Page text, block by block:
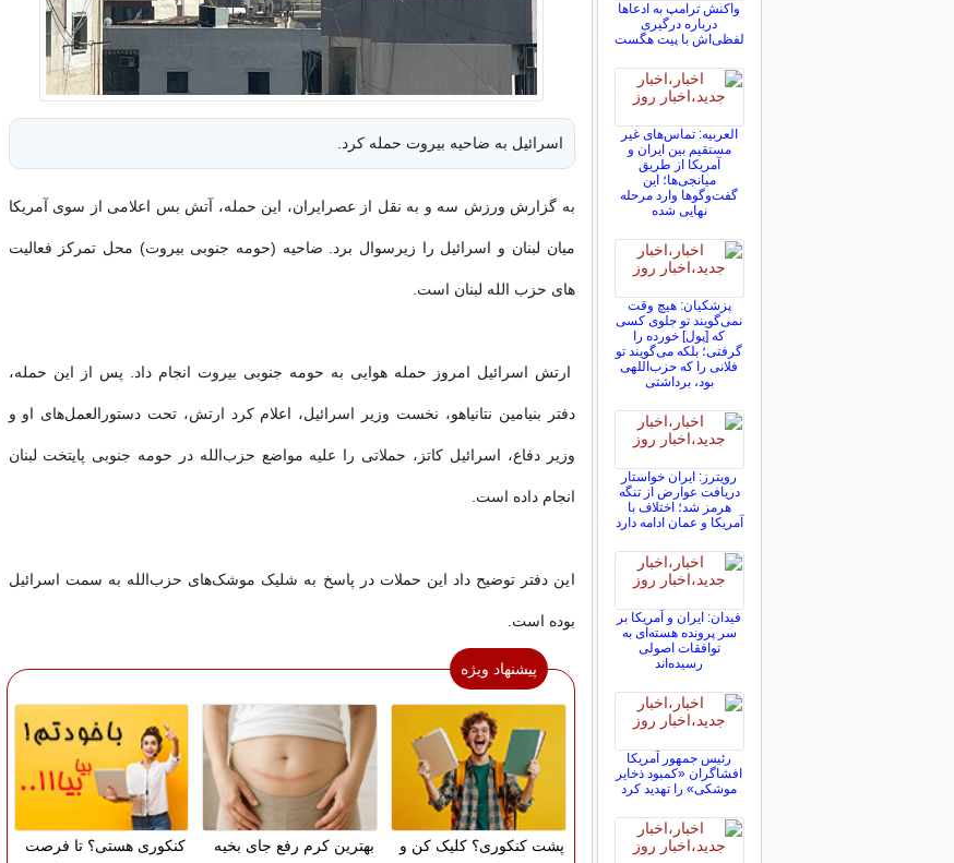
اسرائیل به ضاحیه بیروت حمله کرد.
به گزارش ورزش سه و به نقل از عصرایران، این حمله، آتش بس اعلامی از سوی آمریکا
میان لبنان و اسرائیل را زیرسوال برد. ضاحیه (حومه جنوبی بیروت) محل تمرکز فعالیت
های حزب الله لبنان است.
ارتش اسرائیل امروز حمله هوایی به حومه جنوبی بیروت انجام داد. پس از این حمله،
دفتر بنیامین نتانیاهو، نخست وزیر اسرائیل، اعلام کرد ارتش، تحت دستورالعمل‌های او و
وزیر دفاع، اسرائیل کاتز، حملاتی را علیه مواضع حزب‌الله در حومه جنوبی پایتخت لبنان
انجام داده است.
این دفتر توضیح داد این حملات در پاسخ به شلیک موشک‌های حزب‌الله به سمت اسرائیل
بوده است.
پیشنهاد ویژه
پشت کنکوری؟ کلیک کن و
بهترین کرم رفع جای بخیه
کنکوری هستی؟ تا فرصت
واکنش ترامپ به ادعاها
درباره درگیری
لفظی‌اش با پیت هگست
العربیه: تماس‌های غیر
مستقیم بین ایران و
آمریکا از طریق
میانجی‌ها؛ این
گفت‌و‌گو‌ها وارد مرحله
نهایی شده
پزشکیان: هیچ وقت
نمی‌گویند تو جلوی کسی
که [پول] خورده را
گرفتی؛ بلکه می‌گویند تو
فلانی را که حزب‌اللهی
بود، برداشتی
رویترز: ایران خواستار
دریافت عوارض از تنگه
هرمز شد؛ اختلاف با
آمریکا و عمان ادامه دارد
فیدان: ایران و آمریکا بر
سر پرونده هسته‌ای به
توافقات اصولی
رسیده‌اند
رئیس جمهور آمریکا
افشاگران «کمبود ذخایر
موشکی» را تهدید کرد